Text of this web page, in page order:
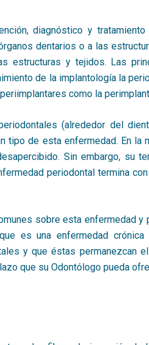
diagnóstico y
dentarios o a las
estructuras y tejidos. Las
de la implantología la
como la
(alrededor del
tipo de esta enfermedad. En la
Sin embargo, su
periodontal termina
sobre esta enfermedad y
es una enfermedad crónica
y que éstas permanezcan
que su Odontólogo pueda